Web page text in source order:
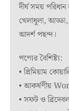
দীর্ঘ সময়
খেলাধুলা, আড্ডা,
আদর্শ পছন্দ।
পণ্যের বৈশিষ্ট্য:
• প্রিমিয়াম
• আকর্ষণীয়
• সফট ও